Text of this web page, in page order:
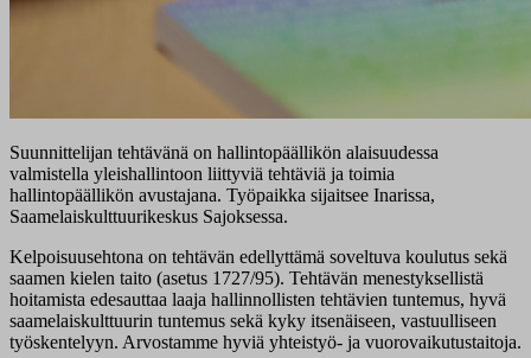
Suunnittelijan tehtävänä on hallintopäällikön alaisuudessa
valmistella yleishallintoon liittyviä tehtäviä ja toimia
hallintopäällikön avustajana. Työpaikka sijaitsee Inarissa,
Saamelaiskulttuurikeskus Sajoksessa.
Kelpoisuusehtona on tehtävän edellyttämä soveltuva koulutus sekä
saamen kielen taito (asetus 1727/95). Tehtävän menestyksellistä
hoitamista edesauttaa laaja hallinnollisten tehtävien tuntemus, hyvä
saamelaiskulttuurin tuntemus sekä kyky itsenäiseen, vastuulliseen
työskentelyyn. Arvostamme hyviä yhteistyö- ja vuorovaikutustaitoja.